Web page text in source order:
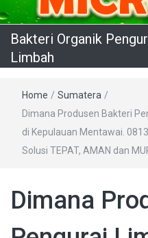
Bakteri Organik
Limbah
Home / Sumatera /
Dimana Produsen Bakteri
di Kepulauan Mentawai.
Solusi TEPAT, AMAN dan
Dimana